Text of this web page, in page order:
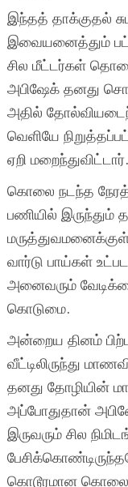
இந்தத் தாக்குதல்
இவையனைத்தும்
சில மீட்டர்கள்
அபிஷேக் தனது
அதில்
வெளியே
ஏறி மறைந்துவிட்டார்.
கொலை நடந்த
பணியில் இருந்தும்
வார்டு பாய்கள்
அனைவரும்
கொடுமை.
அன்றைய தினம்
வீட்டிலிருந்து
தனது தோழியின்
அப்போதுதான்
இருவரும் சில
கொடூரமான